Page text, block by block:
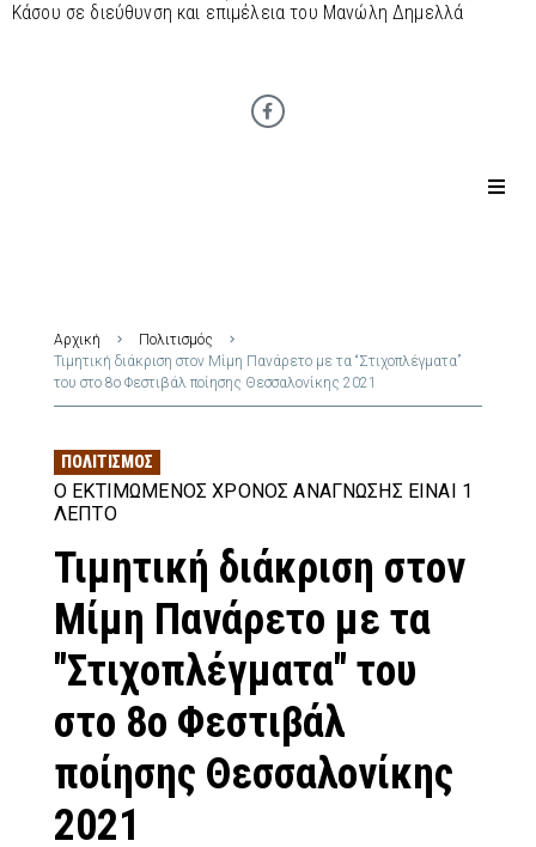
Κάσου σε διεύθυνση και επιμέλεια του Μανώλη Δημελλά
Αρχική
Πολιτισμός
Τιμητική διάκριση στον Μίμη Πανάρετο με τα “Στιχοπλέγματα”
του στο 8ο Φεστιβάλ ποίησης Θεσσαλονίκης 2021
ΠΟΛΙΤΙΣΜΌΣ
Ο ΕΚΤΙΜΏΜΕΝΟΣ ΧΡΌΝΟΣ ΑΝΆΓΝΩΣΗΣ ΕΊΝΑΙ 1
ΛΕΠΤΌ
Τιμητική διάκριση στον
Μίμη Πανάρετο με τα
"Στιχοπλέγματα" του
στο 8ο Φεστιβάλ
ποίησης Θεσσαλονίκης
2021